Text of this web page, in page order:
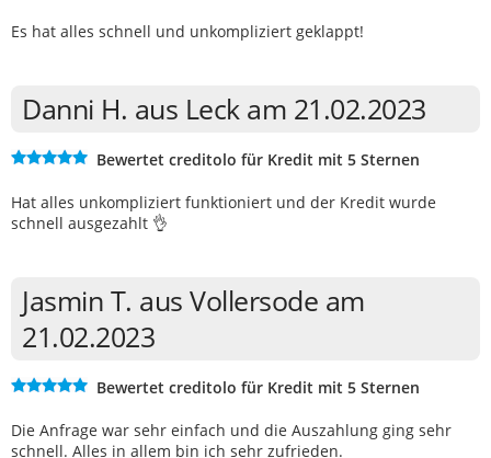
Es hat alles schnell und unkompliziert geklappt!
Danni H. aus Leck am 21.02.2023
Bewertet creditolo für Kredit mit 5 Sternen
Hat alles unkompliziert funktioniert und der Kredit wurde
schnell ausgezahlt 👌
Jasmin T. aus Vollersode am
21.02.2023
Bewertet creditolo für Kredit mit 5 Sternen
Die Anfrage war sehr einfach und die Auszahlung ging sehr
schnell. Alles in allem bin ich sehr zufrieden.